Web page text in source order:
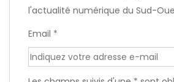
l'actualité numérique du Sud-
Email *